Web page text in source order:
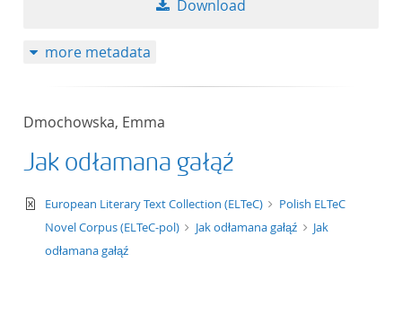
Download
more metadata
Dmochowska, Emma
Jak odłamana gałąź
text/xml
European Literary Text Collection (ELTeC)
Polish ELTeC
Novel Corpus (ELTeC-pol)
Jak odłamana gałąź
Jak
odłamana gałąź